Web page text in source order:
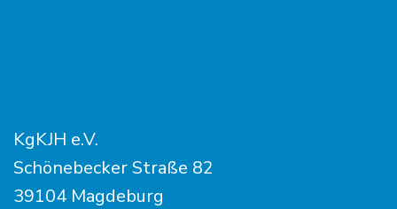
KgKJH e.V.
Schönebecker Straße 82
39104 Magdeburg